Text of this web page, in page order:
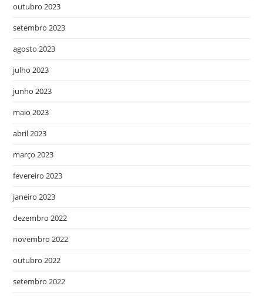
outubro 2023
setembro 2023
agosto 2023
julho 2023
junho 2023
maio 2023
abril 2023
março 2023
fevereiro 2023
janeiro 2023
dezembro 2022
novembro 2022
outubro 2022
setembro 2022